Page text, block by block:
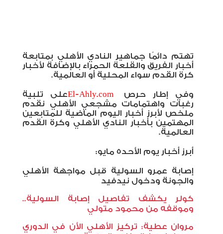
تهتم دائمًا جماهير النادي الأهلي بمتابعة
أخبار الفريق والقلعة الحمراء بالإضافة لأخبار
كرة القدم سواء المحلية أو العالمية.
وفي إطار حرص El-Ahly.comعلى تلبية
رغبات واهتمامات مشجعي الأهلي نقدم
ملخص لأبرز أخبار اليوم الماضية للمتابعين
المهتمين بأخبار النادي الأهلي وكرة القدم
العالمية.
أبرز أخبار يوم الأحد5 مايو:
إصابة عمرو السولية قبل مواجهة الأهلي
والجونة ودخول نيدفيد
كولر يكشف تفاصيل إصابة السولية..
وموقفه من محمود متولي
مروان عطية: تركيز الأهلي الأن في الدوري